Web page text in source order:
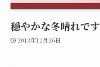
穏やかな冬晴れです
2013年12月26日